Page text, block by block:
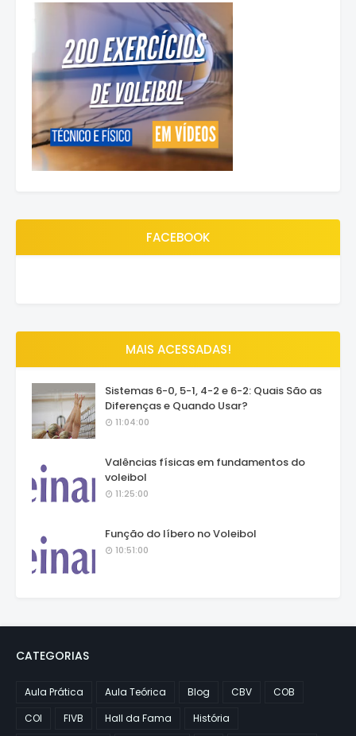
FACEBOOK
MAIS ACESSADAS!
Sistemas 6-0, 5-1, 4-2 e 6-2: Quais São as
Diferenças e Quando Usar?
11:04:00
Valências físicas em fundamentos do
voleibol
11:25:00
Função do líbero no Voleibol
10:51:00
CATEGORIAS
Aula Prática Aula Teórica Blog CBV
COB
COI
FIVB Hall da Fama
História